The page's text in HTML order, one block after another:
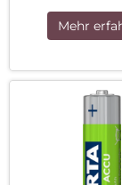
Mehr